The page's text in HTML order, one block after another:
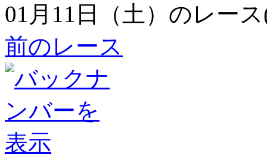
01月11日（土）のレー
前のレース